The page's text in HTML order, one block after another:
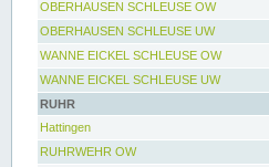
OBERHAUSEN SCHLEUSE OW
OBERHAUSEN SCHLEUSE UW
WANNE EICKEL SCHLEUSE OW
WANNE EICKEL SCHLEUSE UW
RUHR
Hattingen
RUHRWEHR OW